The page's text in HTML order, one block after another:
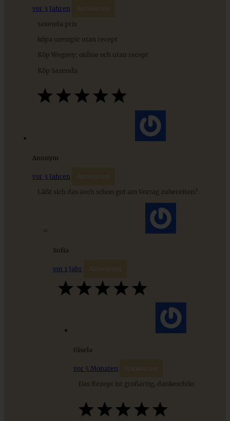
9 saisonale Rezepte im August – die besten Ideen mit Obst
& Gemüse der Saison
Stracciatella-Quarkcreme mit Kirschgrütze - einfaches
vor 3 Jahren Antworten
saxenda pris
köpa ozempic utan recept
Köp Wegovy: online och utan recept
Köp Saxenda
Anonym
vor 3 Jahren Antworten
Läßt sich das auch schon gut am Vortag zubereiten?
Sofia
vor 1 Jahr Antworten
Gisela
vor 5 Monaten Antworten
Das Rezept ist großartig, dankeschön